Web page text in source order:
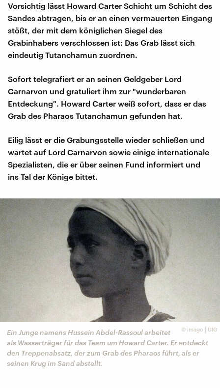
Vorsichtig lässt Howard Carter Schicht um Schicht des
Sandes abtragen, bis er an einen vermauerten Eingang
stößt, der mit dem königlichen Siegel des
Grabinhabers verschlossen ist: Das Grab lässt sich
eindeutig Tutanchamun zuordnen.
Sofort telegrafiert er an seinen Geldgeber Lord
Carnarvon und gratuliert ihm zur "wunderbaren
Entdeckung". Howard Carter weiß sofort, dass er das
Grab des Pharaos Tutanchamun gefunden hat.
Eilig lässt er die Grabungsstelle wieder schließen und
wartet auf Lord Carnarvon sowie einige internationale
Spezialisten, die er über seinen Fund informiert und
ins Tal der Könige bittet.
© imago | UIG
Ein Junge namens Hussein Abdel-Rassoul arbeitet
als Wasserträger für das Team um Howard Carter. Er entdeckt
den Treppenabsatz, der zum Grab des Pharaos führt, als er
seinen Krug im Sand abstellt.